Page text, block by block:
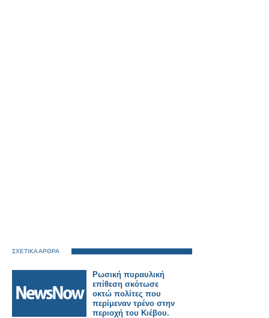
ΣΧΕΤΙΚΑ ΑΡΘΡΑ
Ρωσική πυραυλική
επίθεση σκότωσε
οκτώ πολίτες που
περίμεναν τρένο στην
περιοχή του Κιέβου.